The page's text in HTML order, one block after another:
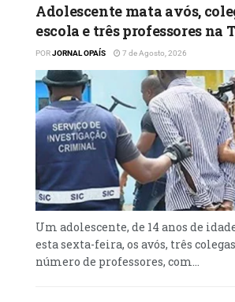
ucranianas no mesmo ano.
Com os esforços de paz
sem avanços nos últimos
tem intensificado os seus
Ucrânia.
No domingo, a capital Kiev foi
drones e mísseis no maior
desde que a guerra total da
Ucrânia começou em fevereiro
ataque também atingiu o
do parlamento da Ucrânia pela
desde a invasão em larga escala.
Adolescente mata avós,
escola e três professores na
PORJORNAL OPAÍS 7 de Agosto, 2026
Um adolescente, de 14 anos de
esta sexta-feira, os avós, três
número de professores, com...